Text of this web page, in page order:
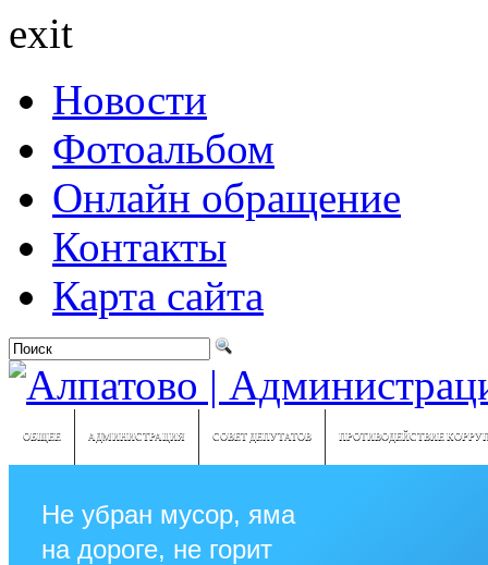
exit
Новости
Фотоальбом
Онлайн обращение
Контакты
Карта сайта
ОБЩЕЕ АДМИНИСТРАЦИЯ СОВЕТ ДЕПУТАТОВ ПРОТИВОДЕЙСТВИЕ
Не убран мусор, яма
на дороге, не горит